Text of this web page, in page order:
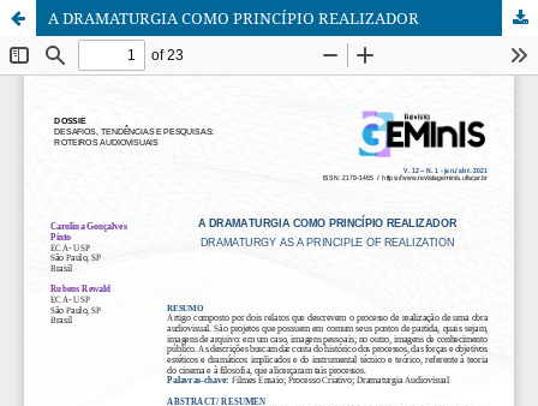
A DRAMATURGIA COMO PRINCÍPIO REALIZADOR